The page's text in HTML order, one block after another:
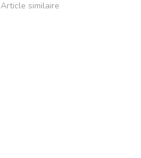
Article similaire